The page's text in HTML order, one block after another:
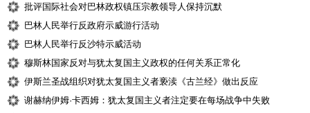
批评国际社会对巴林政权镇压宗教领导人保持沉默
巴林人民举行反政府示威游行活动
巴林人民举行反沙特示威活动
穆斯林国家反对与犹太复国主义政权的任何关系正常化
伊斯兰圣战组织对犹太复国主义者亵渎《古兰经》做出反应
谢赫纳伊姆·卡西姆：犹太复国主义者注定要在每场战争中失败